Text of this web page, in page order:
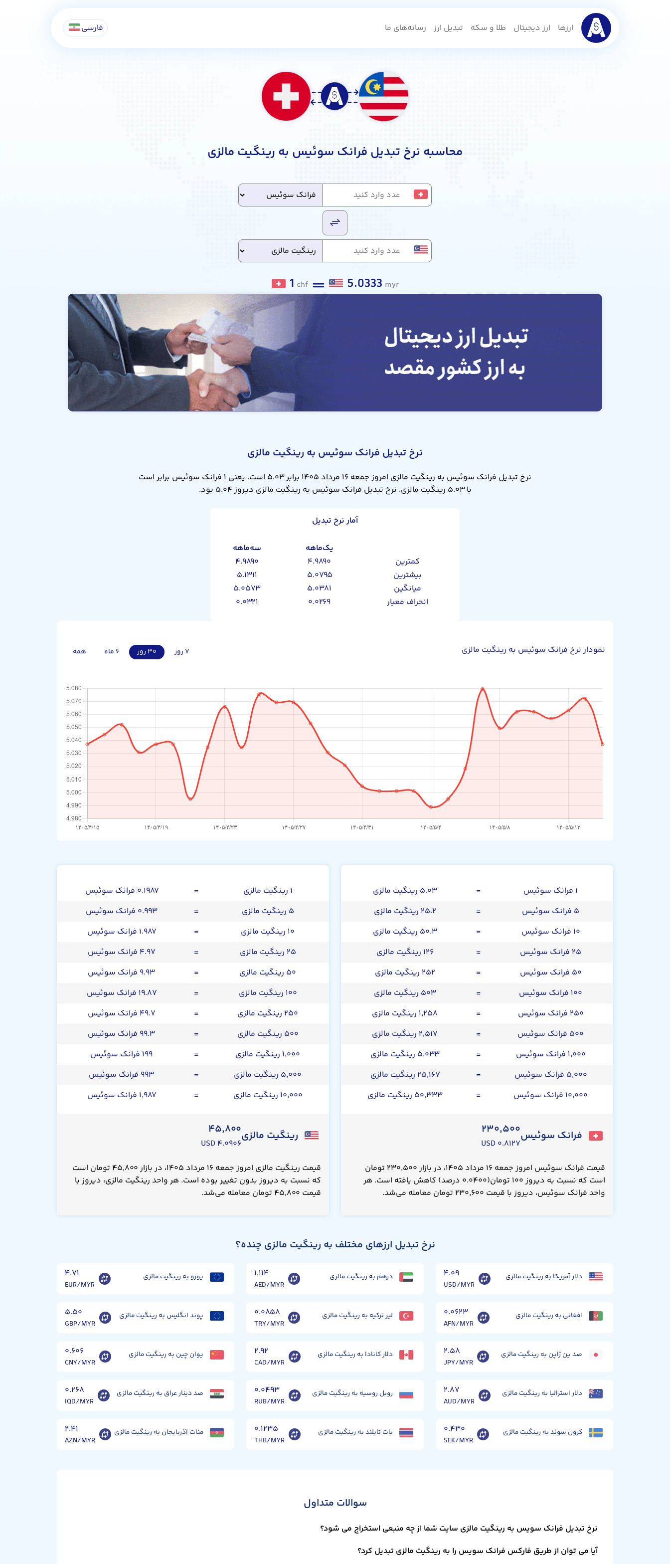
ارزها ارز دیجیتال طلا و سکه تبدیل ارز رسانه‌های ما فارسی
محاسبه نرخ تبدیل فرانک سوئیس به رینگیت مالزی
1 chf 5.0333 myr
نرخ تبدیل فرانک سوئیس به رینگیت مالزی
نرخ تبدیل فرانک سوئیس به رینگیت مالزی امروز جمعه ۱۶ مرداد ۱۴۰۵ برابر ۵.۰۳ است. یعنی ۱ فرانک سوئیس برابر است
با ۵.۰۳ رینگیت مالزی. نرخ تبدیل فرانک سوئیس به رینگیت مالزی دیروز ۵.۰۴ بود.
آمار نرخ تبدیل
یک‌ماهه
سه‌ماهه
کمترین
۴.۹۸۹۰
۴.۹۸۹۰
بیشترین
۵.۰۷۹۵
۵.۱۳۱۱
میانگین
۵.۰۳۸۱
۵.۰۵۷۳
انحراف معیار
۰.۰۲۶۹ ۰.۰۳۲۱
نمودار نرخ فرانک سوئیس به رینگیت مالزی ۷ روز ۳۰ روز ۶ ماه همه
۱ فرانک سوئیس =
۵.۰۳ رینگیت مالزی
۵ فرانک سوئیس
=
۲۵.۲ رینگیت مالزی
۱۰ فرانک سوئیس
=
۵۰.۳ رینگیت مالزی
۲۵ فرانک سوئیس
=
۱۲۶ رینگیت مالزی
۵۰ فرانک سوئیس
=
۲۵۲ رینگیت مالزی
۱۰۰ فرانک سوئیس
=
۵۰۳ رینگیت مالزی
۲۵۰ فرانک سوئیس
=
۱,۲۵۸ رینگیت مالزی
۵۰۰ فرانک سوئیس
=
۲,۵۱۷ رینگیت مالزی
۱,۰۰۰ فرانک سوئیس
=
۵,۰۳۳ رینگیت مالزی
۵,۰۰۰ فرانک سوئیس
=
۲۵,۱۶۷ رینگیت مالزی
۱۰,۰۰۰ فرانک سوئیس
= ۵۰,۳۳۳ رینگیت مالزی
فرانک سوئیس۲۳۰,۵۰۰
۰.۸۱۲۷ USD
قیمت فرانک سوئیس امروز جمعه ۱۶ مرداد ۱۴۰۵، در بازار ۲۳۰,۵۰۰ تومان
است که نسبت به دیروز ۱۰۰ تومان(۰.۰۴۰۰ درصد) کاهش یافته است. هر
واحد فرانک سوئیس، دیروز با قیمت ۲۳۰,۶۰۰ تومان معامله می‌شد.
۱ رینگیت مالزی =
۰.۱۹۸۷ فرانک سوئیس
۵ رینگیت مالزی
=
۰.۹۹۳ فرانک سوئیس
۱۰ رینگیت مالزی
=
۱.۹۸۷ فرانک سوئیس
۲۵ رینگیت مالزی
=
۴.۹۷ فرانک سوئیس
۵۰ رینگیت مالزی
=
۹.۹۳ فرانک سوئیس
۱۰۰ رینگیت مالزی
=
۱۹.۸۷ فرانک سوئیس
۲۵۰ رینگیت مالزی
=
۴۹.۷ فرانک سوئیس
۵۰۰ رینگیت مالزی
=
۹۹.۳ فرانک سوئیس
۱,۰۰۰ رینگیت مالزی
=
۱۹۹ فرانک سوئیس
۵,۰۰۰ رینگیت مالزی
=
۹۹۳ فرانک سوئیس
۱۰,۰۰۰ رینگیت مالزی
= ۱,۹۸۷ فرانک سوئیس
رینگیت مالزی۴۵,۸۰۰
۴.۰۹۰۶ USD
قیمت رینگیت مالزی امروز جمعه ۱۶ مرداد ۱۴۰۵، در بازار ۴۵,۸۰۰ تومان است
که نسبت به دیروز بدون تغییر بوده است. هر واحد رینگیت مالزی، دیروز با
قیمت ۴۵,۸۰۰ تومان معامله می‌شد.
نرخ تبدیل ارزهای مختلف به رینگیت مالزی چنده؟
دلار آمریکا به رینگیت مالزی ۴.۰۹
USD/MYR
درهم به رینگیت مالزی ۱.۱۱۴
AED/MYR
یورو به رینگیت مالزی ۴.۷۱
EUR/MYR
افغانی به رینگیت مالزی ۰.۰۶۲۳
AFN/MYR
لیر ترکیه به رینگیت مالزی ۰.۰۸۵۸
TRY/MYR
پوند انگلیس به رینگیت مالزی ۵.۵۰
GBP/MYR
صد ین ژاپن به رینگیت مالزی ۲.۵۸
JPY/MYR
دلار کانادا به رینگیت مالزی ۲.۹۲
CAD/MYR
یوان چین به رینگیت مالزی ۰.۶۰۶
CNY/MYR
دلار استرالیا به رینگیت مالزی ۲.۸۷
AUD/MYR
روبل روسیه به رینگیت مالزی ۰.۰۴۹۳
RUB/MYR
صد دینار عراق به رینگیت مالزی ۰.۲۶۸
IQD/MYR
کرون سوئد به رینگیت مالزی ۰.۴۳۰
SEK/MYR
بات تایلند به رینگیت مالزی ۰.۱۲۳۵
THB/MYR
منات آذربایجان به رینگیت مالزی ۲.۴۱
AZN/MYR
سوالات متداول
نرخ تبدیل فرانک سویس به رینگیت مالزی سایت شما از چه منبعی استخراج می شود؟
آیا می توان از طریق فارکس فرانک سویس را به رینگیت مالزی تبدیل کرد؟